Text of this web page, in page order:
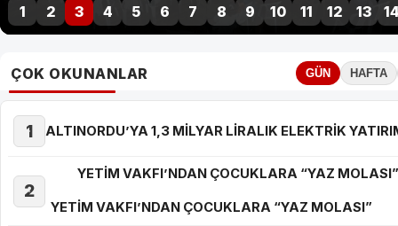
1 2 3 4 5 6 7 8 9 10 11 12 13
ÇOK OKUNANLAR GÜN HAFTA
1 ALTINORDU’YA 1,3 MİLYAR LİRALIK ELEKTRİK
2
YETİM VAKFI’NDAN ÇOCUKLARA “YAZ MOLASI”
YETİM VAKFI’NDAN ÇOCUKLARA “YAZ MOLASI”